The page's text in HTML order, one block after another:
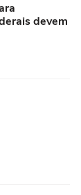
devem